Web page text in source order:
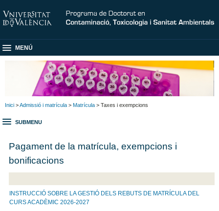
MENÚ
Inici >Admissió i matrícula > Matrícula > Taxes i exempcions
SUBMENU
Pagament de la matrícula, exempcions i
bonificacions
INSTRUCCIÓ SOBRE LA GESTIÓ DELS REBUTS DE MATRÍCULA DEL
CURS ACADÈMIC 2026-2027